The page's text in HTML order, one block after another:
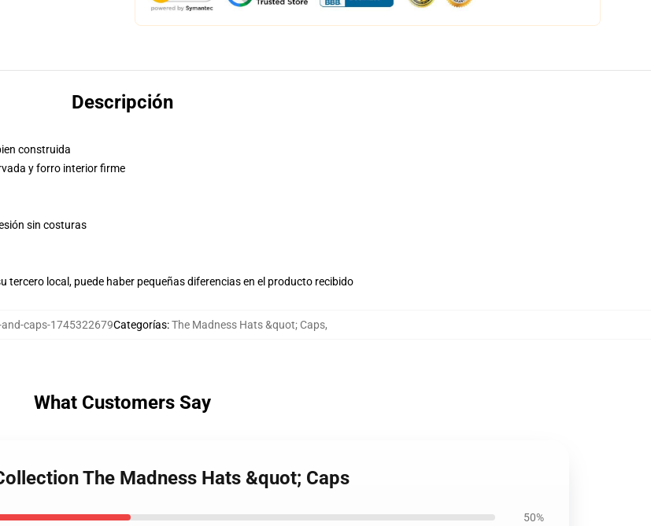
Descripción
construida
y forro interior firme
sin costuras
local, puede haber pequeñas diferencias en el producto recibido
caps-1745322679Categorías:The Madness Hats &quot; Caps,
What Customers Say
The Madness Hats &quot; Caps
50%